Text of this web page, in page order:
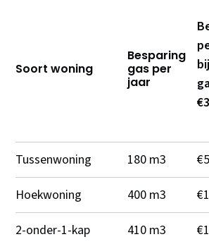
Soort woning
Besparing
gas per
jaar
bij
Tussenwoning 180 m3
Hoekwoning
400 m3
2-onder-1-kap
410 m3